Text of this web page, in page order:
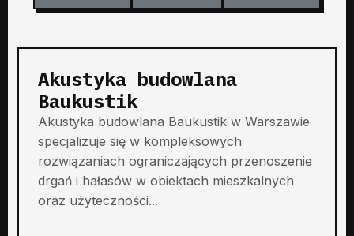
Akustyka budowlana
Baukustik
Akustyka budowlana Baukustik w Warszawie
specjalizuje się w kompleksowych
rozwiązaniach ograniczających przenoszenie
drgań i hałasów w obiektach mieszkalnych
oraz użyteczności...